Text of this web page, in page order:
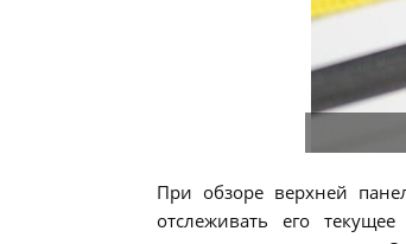
При обзоре верхней
отслеживать его